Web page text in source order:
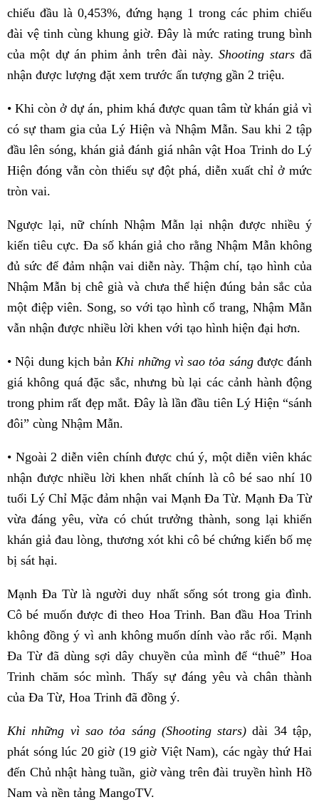
chiếu đầu là 0,453%, đứng hạng 1 trong các phim chiếu
đài vệ tinh cùng khung giờ. Đây là mức rating trung bình
của một dự án phim ảnh trên đài này.Shooting starsđã
nhận được lượng đặt xem trước ấn tượng gần 2 triệu.
• Khi còn ở dự án, phim khá được quan tâm từ khán giả vì
có sự tham gia của Lý Hiện và Nhậm Mẫn. Sau khi 2 tập
đầu lên sóng, khán giả đánh giá nhân vật Hoa Trinh do Lý
Hiện đóng vẫn còn thiếu sự đột phá, diễn xuất chỉ ở mức
tròn vai.
Ngược lại, nữ chính Nhậm Mẫn lại nhận được nhiều ý
kiến tiêu cực. Đa số khán giả cho rằng Nhậm Mẫn không
đủ sức để đảm nhận vai diễn này. Thậm chí, tạo hình của
Nhậm Mẫn bị chê già và chưa thể hiện đúng bản sắc của
một điệp viên. Song, so với tạo hình cổ trang, Nhậm Mẫn
vẫn nhận được nhiều lời khen với tạo hình hiện đại hơn.
• Nội dung kịch bản Khi những vì sao tỏa sángđược đánh
giá không quá đặc sắc, nhưng bù lại các cảnh hành động
trong phim rất đẹp mắt. Đây là lần đầu tiên Lý Hiện “sánh
đôi” cùng Nhậm Mẫn.
• Ngoài 2 diễn viên chính được chú ý, một diễn viên khác
nhận được nhiều lời khen nhất chính là cô bé sao nhí 10
tuổi Lý Chỉ Mặc đảm nhận vai Mạnh Đa Từ. Mạnh Đa Từ
vừa đáng yêu, vừa có chút trưởng thành, song lại khiến
khán giả đau lòng, thương xót khi cô bé chứng kiến bố mẹ
bị sát hại.
Mạnh Đa Từ là người duy nhất sống sót trong gia đình.
Cô bé muốn được đi theo Hoa Trinh. Ban đầu Hoa Trinh
không đồng ý vì anh không muốn dính vào rắc rối. Mạnh
Đa Từ đã dùng sợi dây chuyền của mình để “thuê” Hoa
Trinh chăm sóc mình. Thấy sự đáng yêu và chân thành
của Đa Từ, Hoa Trinh đã đồng ý.
Khi những vì sao tỏa sáng (Shooting stars) dài 34 tập,
phát sóng lúc 20 giờ (19 giờ Việt Nam), các ngày thứ Hai
đến Chủ nhật hàng tuần, giờ vàng trên đài truyền hình Hồ
Nam và nền tảng MangoTV.